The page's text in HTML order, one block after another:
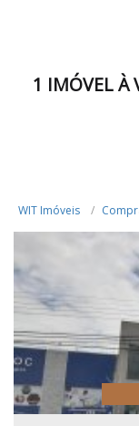
1 IMÓVEL À
WIT Imóveis